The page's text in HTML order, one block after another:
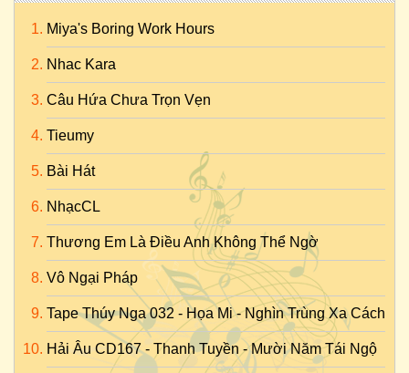
Miya's Boring Work Hours
Nhac Kara
Câu Hứa Chưa Trọn Vẹn
Tieumy
Bài Hát
NhạcCL
Thương Em Là Điều Anh Không Thể Ngờ
Vô Ngại Pháp
Tape Thúy Nga 032 - Họa Mi - Nghìn Trùng Xa Cách
Hải Âu CD167 - Thanh Tuyền - Mười Năm Tái Ngộ